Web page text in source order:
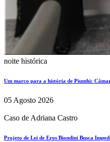
noite histórica
Um marco para a história de Piumhi:
05 Agosto 2026
Caso de Adriana Castro
Projeto de Lei de Eros Biondini Busca